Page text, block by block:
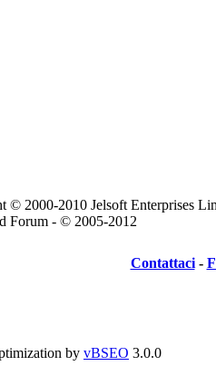
© 2000-2010 Jelsoft Enterprises
Forum - © 2005-2012
Contattaci-
by vBSEO 3.0.0